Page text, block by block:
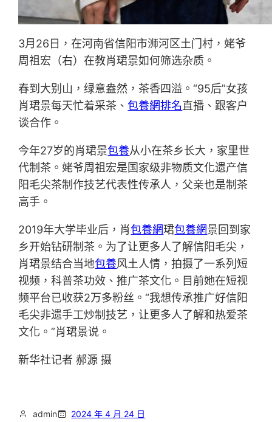
3月26日，在河南省信阳市浉河区土门村，姥爷
周祖宏（右）在教肖珺景如何筛选杂质。
春到大别山，绿意盎然，茶香四溢。“95后”女孩
肖珺景每天忙着采茶、包養網排名直播、跟客户
谈合作。
今年27岁的肖珺景包養从小在茶乡长大，家里世
代制茶。姥爷周祖宏是国家级非物质文化遗产信
阳毛尖茶制作技艺代表性传承人，父亲也是制茶
高手。
2019年大学毕业后，肖包養網珺包養網景回到家
乡开始钻研制茶。为了让更多人了解信阳毛尖，
肖珺景结合当地包養风土人情，拍摄了一系列短
视频，科普茶功效、推广茶文化。目前她在短视
频平台已收获2万多粉丝。“我想传承推广好信阳
毛尖非遗手工炒制技艺，让更多人了解和热爱茶
文化。”肖珺景说。
新华社记者 郝源 摄
admin 2024 年 4 月 24 日